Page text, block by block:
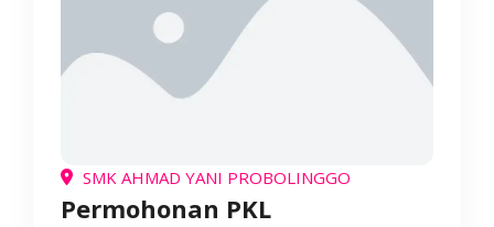
SMK AHMAD YANI PROBOLINGGO
Permohonan PKL